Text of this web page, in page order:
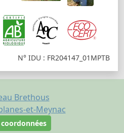
N° IDU : FR204147_01MPTB
Brethous
et-Meynac